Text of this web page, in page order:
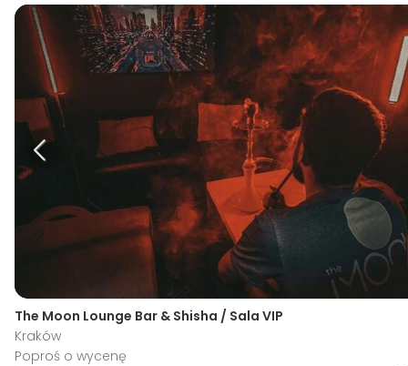
The Moon Lounge Bar & Shisha / Sala VIP
Kraków
Poproś o wycenę